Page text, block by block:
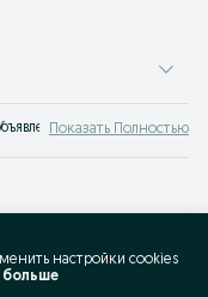
OLX.uz Джизак
Показать Полностью
настройки cookies
больше